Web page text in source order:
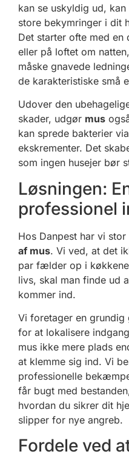
kan se uskyldig ud,
store bekymringer i dit
Det starter ofte med
eller på loftet om
måske gnavede
de karakteristiske små
Udover den
skader, udgør mus
kan sprede bakterier
ekskrementer. Det
som ingen husejer bør
Løsningen:
professionel
Hos Danpest har vi
af mus. Vi ved, at det
par fælder op i
livs, skal man finde ud
kommer ind.
Vi foretager en grundig
for at lokalisere
mus ikke mere plads
at klemme sig ind. Vi
professionelle
får bugt med
hvordan du sikrer dit
slipper for nye angreb.
Fordele ved